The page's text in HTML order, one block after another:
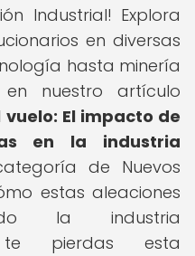
Industrial! Explora
en diversas
hasta minería
en nuestro artículo
El impacto de
en la industria
de Nuevos
estas aleaciones
la industria
te pierdas esta